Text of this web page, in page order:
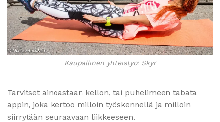
Kaupallinen yhteistyö: Skyr
Tarvitset ainoastaan kellon, tai puhelimeen tabata
appin, joka kertoo milloin työskennellä ja milloin
siirrytään seuraavaan liikkeeseen.